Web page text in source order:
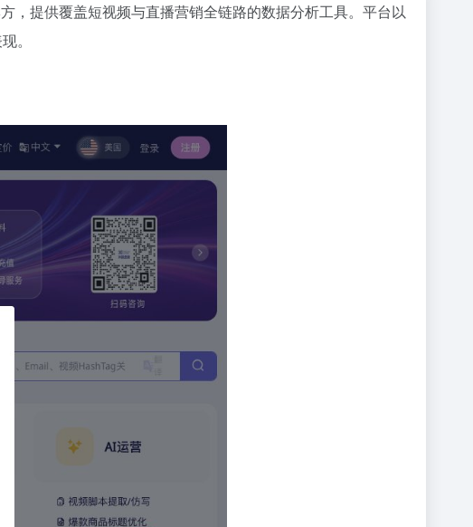
，提供覆盖短视频与直播营销全链路的数据分析工具。平台以
。